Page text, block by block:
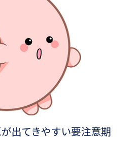
出てきやすい要注意期